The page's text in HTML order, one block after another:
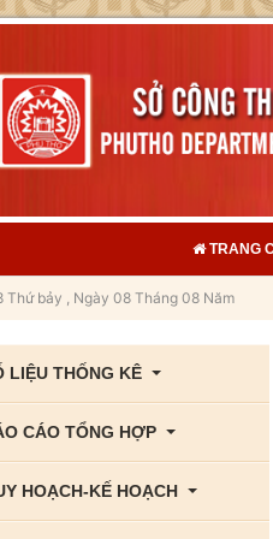
TRANG
Thứ bảy , Ngày 08 Tháng 08 Năm
LIỆU THỐNG KÊ
CÁO TỔNG HỢP
HOẠCH-KẾ HOẠCH